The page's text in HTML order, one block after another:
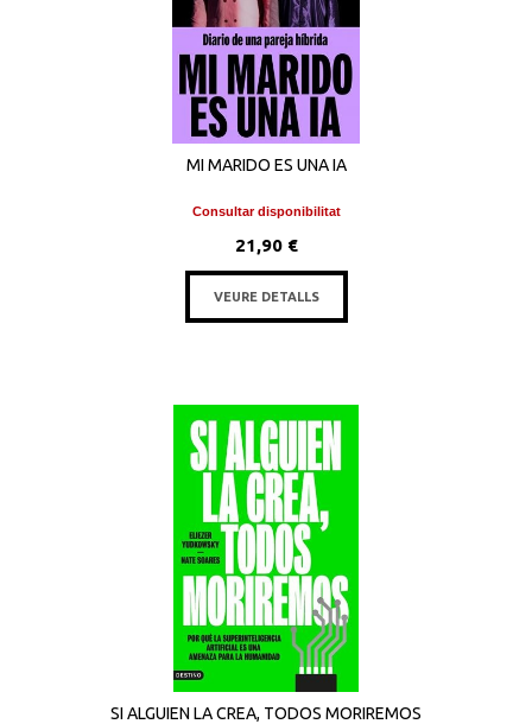
MI MARIDO ES UNA IA
Consultar disponibilitat
21,90 €
VEURE DETALLS
SI ALGUIEN LA CREA, TODOS MORIREMOS